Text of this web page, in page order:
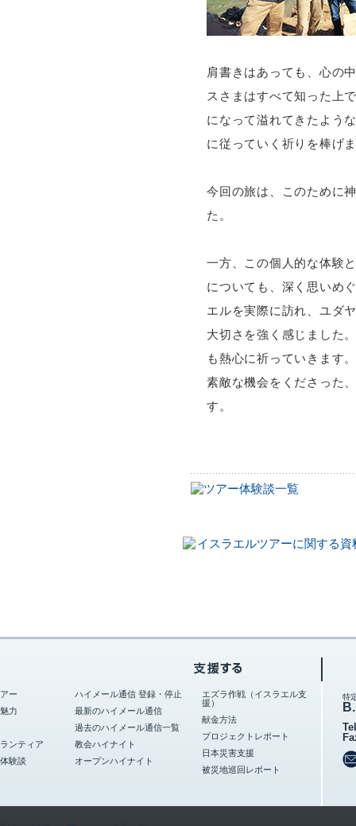
肩書きはあっても、心の
スさまはすべて知った上
になって溢れてきたよう
に従っていく祈りを棒げ
今回の旅は、このために
た。
一方、この個人的な体験
についても、深く思いめ
エルを実際に訪れ、ユダ
大切さを強く感じました
も熱心に祈っていきます。
素敵な機会をくださった
す。
ー
力
ンティア
験談
ハイメール通信 登録・停止
最新のハイメール通信
過去のハイメール通信一覧
教会ハイナイト
オープンハイナイト
エズラ作戦（イスラエル支
援）
献金方法
プロジェクトレポート
日本災害支援
被災地巡回レポート
特
Tel